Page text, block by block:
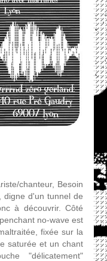
chanteur, Besoin
digne d'un tunnel de
à découvrir. Côté
no-wave est
fixée sur la
saturée et un chant
"délicatement"